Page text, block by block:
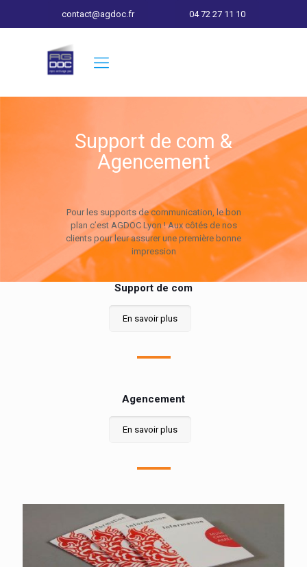
contact@agdoc.fr 04 72 27 11 10
Support de com &
Agencement
Pour les supports de communication, le bon
plan c’est AGDOC Lyon ! Aux côtés de nos
clients pour leur assurer une première bonne
impression
Support de com
En savoir plus
Agencement
En savoir plus